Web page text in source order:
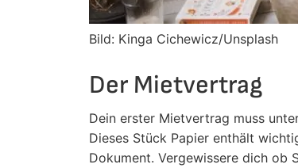
Bild: Kinga Cichewicz/Unsplash
Der Mietvertrag
Dein erster Mietvertrag muss
Dieses Stück Papier enthält
Dokument. Vergewissere dich ob